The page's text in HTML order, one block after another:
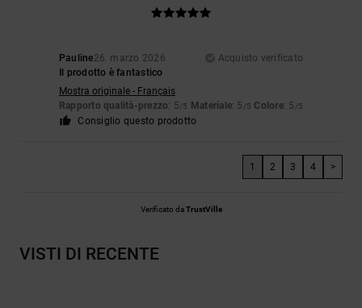
Pauline26. marzo 2026
Acquisto verificato
Il prodotto è fantastico
Mostra originale - Français
Rapporto qualità-prezzo: 5/5 Materiale: 5 /5 Colore: 5 /5
Consiglio questo prodotto
1 2 3 4 >
Verificato daTrustVille
VISTI DI RECENTE